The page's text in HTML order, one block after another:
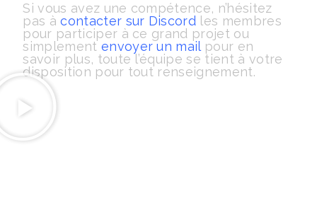
Si vous avez une compétence, n’hésitez
pas àcontacter sur Discord les membres
pour participer à ce grand projet ou
simplement envoyer un mailpour en
savoir plus, toute l’équipe se tient à votre
disposition pour tout renseignement.